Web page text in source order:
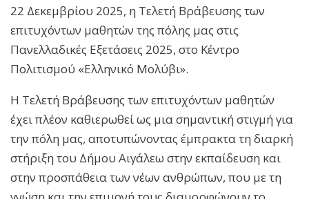
22 Δεκεμβρίου 2025, η Τελετή Βράβευσης των
επιτυχόντων μαθητών της πόλης μας στις
Πανελλαδικές Εξετάσεις 2025, στο Κέντρο
Πολιτισμού «Ελληνικό Μολύβι».
Η Τελετή Βράβευσης των επιτυχόντων μαθητών
έχει πλέον καθιερωθεί ως μια σημαντική στιγμή για
την πόλη μας, αποτυπώνοντας έμπρακτα τη διαρκή
στήριξη του Δήμου Αιγάλεω στην εκπαίδευση και
στην προσπάθεια των νέων ανθρώπων, που με τη